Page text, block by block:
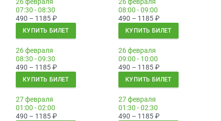
26 февраля
07:30 - 08:30
490 – 1185₽
КУПИТЬ БИЛЕТ
26 февраля
08:00 - 09:00
490 – 1185₽
КУПИТЬ БИЛЕТ
26 февраля
08:30 - 09:30
490 – 1185₽
КУПИТЬ БИЛЕТ
26 февраля
09:00 - 10:00
490 – 1185₽
КУПИТЬ БИЛЕТ
27 февраля
01:00 - 02:00
490 – 1185₽
27 февраля
01:30 - 02:30
490 – 1185₽